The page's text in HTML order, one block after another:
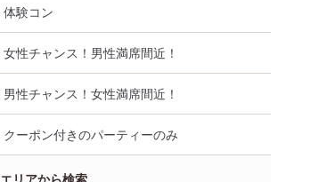
体験コン
女性チャンス！男性満席間近！
男性チャンス！女性満席間近！
クーポン付きのパーティーのみ
エリアから検索